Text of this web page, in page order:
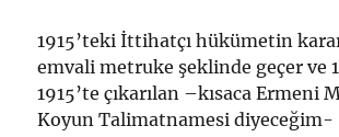
1915’teki İttihatçı hükümetin
emvali metruke şeklinde geçer ve
1915’te çıkarılan –kısaca Ermeni
Koyun Talimatnamesi diyeceğim-